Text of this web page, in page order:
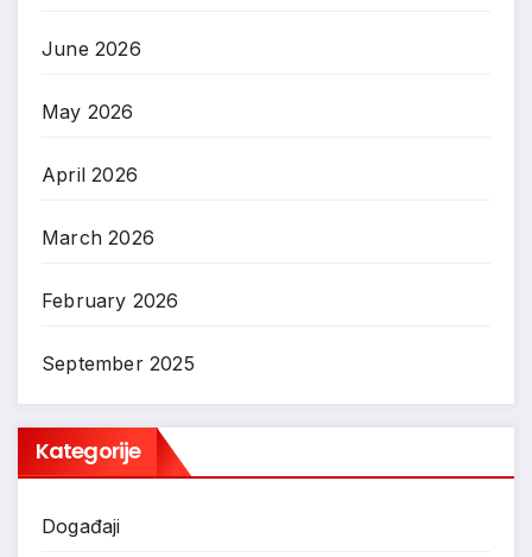
June 2026
May 2026
April 2026
March 2026
February 2026
September 2025
Kategorije
Događaji